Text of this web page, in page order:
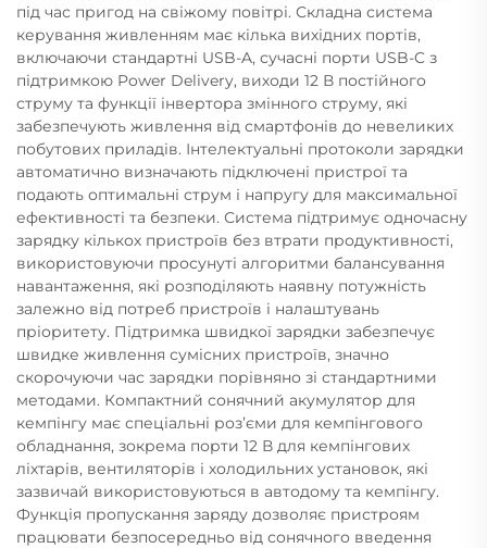
під час пригод на свіжому повітрі. Складна система
керування живленням має кілька вихідних портів,
включаючи стандартні USB-A, сучасні порти USB-C з
підтримкою Power Delivery, виходи 12 В постійного
струму та функції інвертора змінного струму, які
забезпечують живлення від смартфонів до невеликих
побутових приладів. Інтелектуальні протоколи зарядки
автоматично визначають підключені пристрої та
подають оптимальні струм і напругу для максимальної
ефективності та безпеки. Система підтримує одночасну
зарядку кількох пристроїв без втрати продуктивності,
використовуючи просунуті алгоритми балансування
навантаження, які розподіляють наявну потужність
залежно від потреб пристроїв і налаштувань
пріоритету. Підтримка швидкої зарядки забезпечує
швидке живлення сумісних пристроїв, значно
скорочуючи час зарядки порівняно зі стандартними
методами. Компактний сонячний акумулятор для
кемпінгу має спеціальні роз’єми для кемпінгового
обладнання, зокрема порти 12 В для кемпінгових
ліхтарів, вентиляторів і холодильних установок, які
зазвичай використовуються в автодому та кемпінгу.
Функція пропускання заряду дозволяє пристроям
працювати безпосередньо від сонячного введення